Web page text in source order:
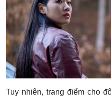
Tuy nhiên, trang điểm cho